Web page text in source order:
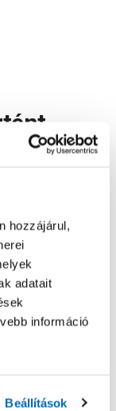
hozzájárul,
adatait
információ
Beállítások